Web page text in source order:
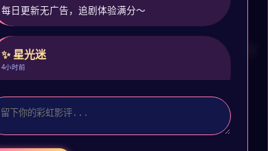
每日更新无广告，追剧体验满分～
✨ 星光迷
4小时前
预约了封神第二部，期待彩虹特别版！